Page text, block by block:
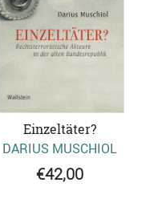
Einzeltäter?
DARIUS MUSCHIOL
€42,00